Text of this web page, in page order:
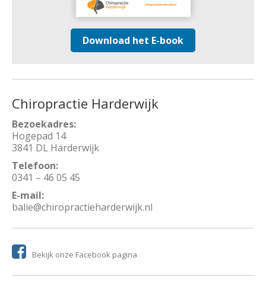
Download het E-book
Chiropractie Harderwijk
Bezoekadres:
Hogepad 14
3841 DL Harderwijk
Telefoon:
0341 – 46 05 45
E-mail:
balie@chiropractieharderwijk.nl
Bekijk onze Facebook pagina